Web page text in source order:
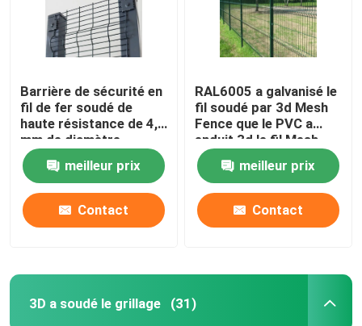
Barrière de sécurité en
fil de fer soudé de
haute résistance de 4,0
mm de diamètre
meilleur prix
Contact
RAL6005 a galvanisé le
fil soudé par 3d Mesh
Fence que le PVC a
enduit 3d le fil Mesh
Panels
meilleur prix
Contact
3D a soudé le grillage (31)